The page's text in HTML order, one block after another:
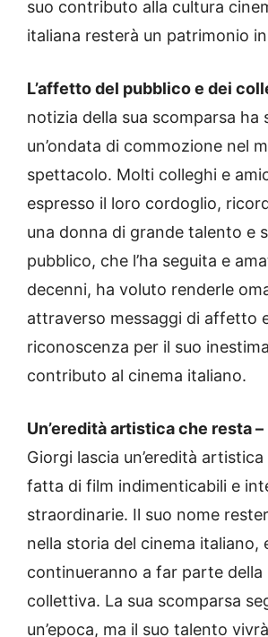
suo contributo alla cultura
italiana resterà un patrimonio
L’affetto del pubblico e dei
notizia della sua scomparsa ha
un’ondata di commozione nel
spettacolo. Molti colleghi e
espresso il loro cordoglio,
una donna di grande talento e
pubblico, che l’ha seguita e
decenni, ha voluto renderle
attraverso messaggi di affetto
riconoscenza per il suo
contributo al cinema italiano.
Un’eredità artistica che resta –
Giorgi lascia un’eredità
fatta di film indimenticabili e
straordinarie. Il suo nome
nella storia del cinema italiano,
continueranno a far parte della
collettiva. La sua scomparsa
un’epoca, ma il suo talento